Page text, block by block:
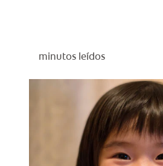
minutos leídos